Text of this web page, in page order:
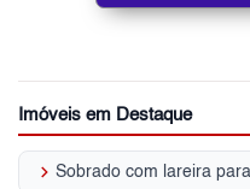
Imóveis em Destaque
keyboard_arrow_right Sobrado com lareira